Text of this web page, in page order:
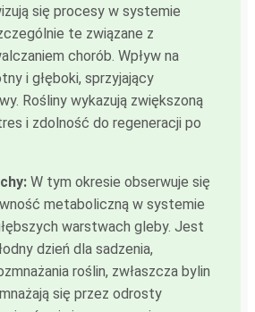
się procesy w systemie
te związane z
chorób. Wpływ na
i głęboki, sprzyjający
Rośliny wykazują zwiększoną
i zdolność do regeneracji po
W tym okresie obserwuje się
metaboliczną w systemie
warstwach gleby. Jest
dzień dla sadzenia,
roślin, zwłaszcza bylin
się przez odrosty